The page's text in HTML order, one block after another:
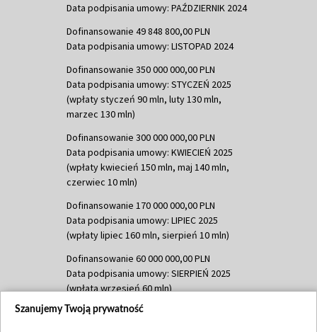
Data podpisania umowy: PAŹDZIERNIK 2024
Dofinansowanie 49 848 800,00 PLN
Data podpisania umowy: LISTOPAD 2024
Dofinansowanie 350 000 000,00 PLN
Data podpisania umowy: STYCZEŃ 2025
(wpłaty styczeń 90 mln, luty 130 mln,
marzec 130 mln)
Dofinansowanie 300 000 000,00 PLN
Data podpisania umowy: KWIECIEŃ 2025
(wpłaty kwiecień 150 mln, maj 140 mln,
czerwiec 10 mln)
Dofinansowanie 170 000 000,00 PLN
Data podpisania umowy: LIPIEC 2025
(wpłaty lipiec 160 mln, sierpień 10 mln)
Dofinansowanie 60 000 000,00 PLN
Data podpisania umowy: SIERPIEŃ 2025
(wpłata wrzesień 60 mln)
Dofinansowanie 635 783 051,21 PLN
Szanujemy Twoją prywatność